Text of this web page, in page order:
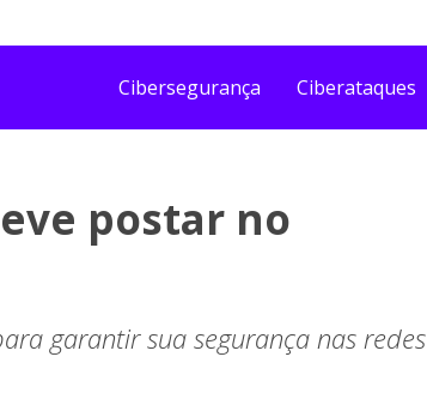
Cibersegurança Ciberataques
postar no
garantir sua segurança nas redes